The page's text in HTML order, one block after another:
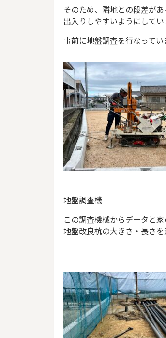
そのため、隣地との段差が
出入りしやすいようにしてい
事前に地盤調査を行なってい
地盤調査機
この調査機械からデータと
地盤改良杭の大きさ・長さ